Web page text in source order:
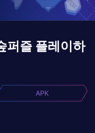
퍼즐 플레이하
APK